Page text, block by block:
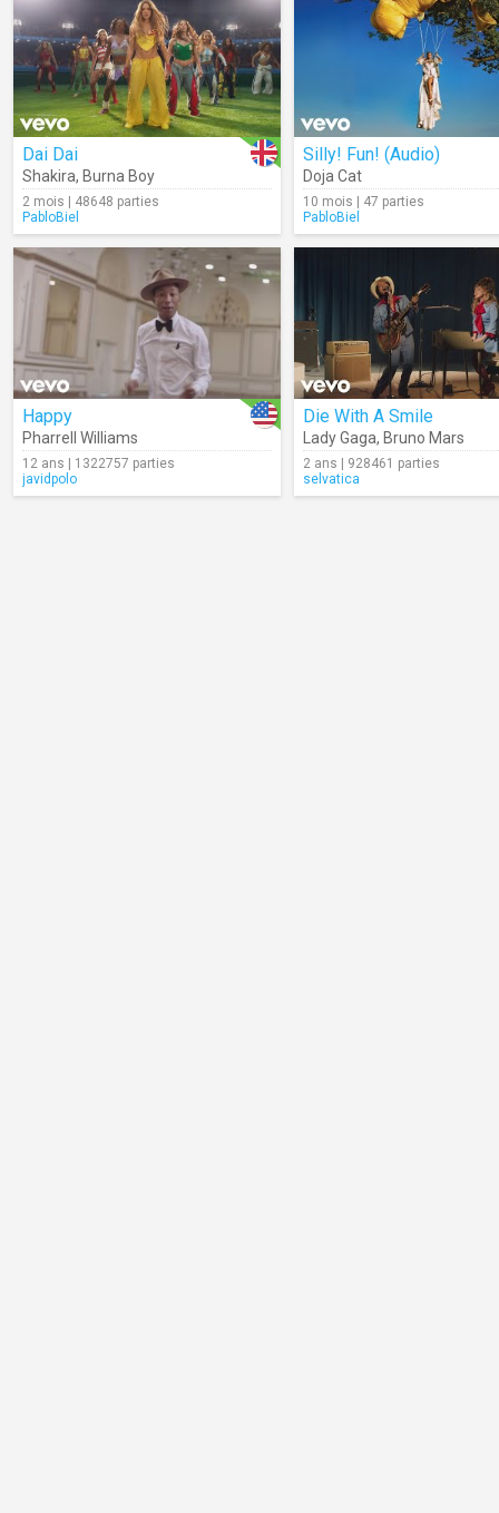
Dai Dai
Shakira, Burna Boy
2 mois | 48648 parties
PabloBiel
Silly! Fun! (Audio)
Doja Cat
10 mois | 47 parties
PabloBiel
Happy
Pharrell Williams
12 ans | 1322757 parties
javidpolo
Die With A Smile
Lady Gaga, Bruno Mars
2 ans | 928461 parties
selvatica